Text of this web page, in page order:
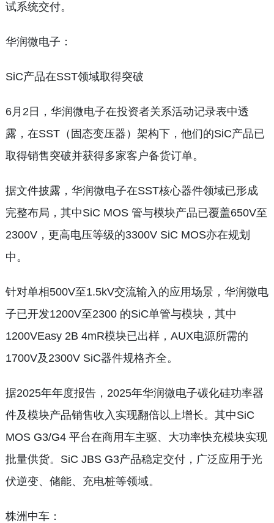
试系统交付。
华润微电子：
SiC产品在SST领域取得突破
6月2日，华润微电子在投资者关系活动记录表中透
露，在SST（固态变压器）架构下，他们的SiC产品已
取得销售突破并获得多家客户备货订单。
据文件披露，华润微电子在SST核心器件领域已形成
完整布局，其中SiC MOS 管与模块产品已覆盖650V至
2300V，更高电压等级的3300V SiC MOS亦在规划
中。
针对单相500V至1.5kV交流输入的应用场景，华润微电
子已开发1200V至2300 的SiC单管与模块，其中
1200VEasy 2B 4mR模块已出样，AUX电源所需的
1700V及2300V SiC器件规格齐全。
据2025年年度报告，2025年华润微电子碳化硅功率器
件及模块产品销售收入实现翻倍以上增长。其中SiC
MOS G3/G4 平台在商用车主驱、大功率快充模块实现
批量供货。SiC JBS G3产品稳定交付，广泛应用于光
伏逆变、储能、充电桩等领域。
株洲中车：